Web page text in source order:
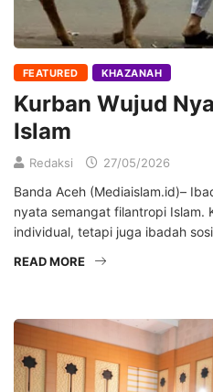
FEATURED KHAZANAH
Kurban Wujud
Islam
Redaksi 27/05/2026
Banda Aceh (Mediaislam.id)–
nyata semangat filantropi Islam.
individual, tetapi juga ibadah
READ MORE